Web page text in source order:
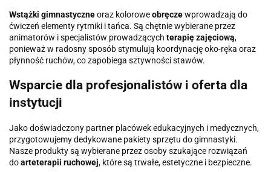
Wstążki gimnastyczneoraz koloroweobręczewprowadzają do
ćwiczeń elementy rytmiki i tańca. Są chętnie wybierane przez
animatorów i specjalistów prowadzących terapię zajęciową,
ponieważ w radosny sposób stymulują koordynację oko-ręka oraz
płynność ruchów, co zapobiega sztywności stawów.
Wsparcie dla profesjonalistów i oferta dla
instytucji
Jako doświadczony partner placówek edukacyjnych i medycznych,
przygotowujemy dedykowane pakiety sprzętu do gimnastyki.
Nasze produkty są wybierane przez osoby szukające rozwiązań
doarteterapii ruchowej, które są trwałe, estetyczne i bezpieczne.